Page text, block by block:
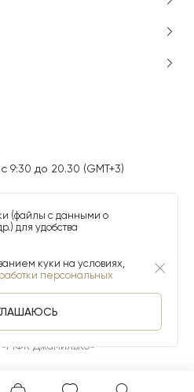
9:30 до 20.30 (GMT+3)
ДжамильКо»
(файлы с данными о
для удобства
куки на условиях,
персональных